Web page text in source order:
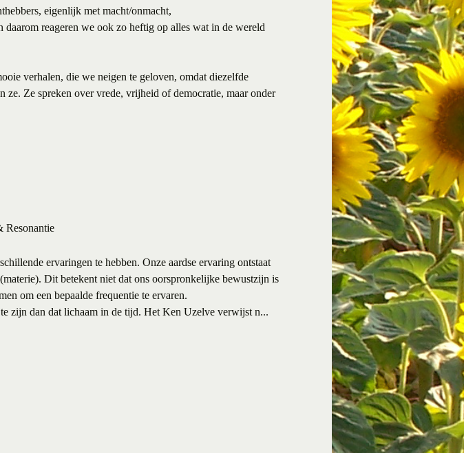
eigenlijk met macht/onmacht,
reageren we ook zo heftig op alles wat in de wereld
verhalen, die we neigen te geloven, omdat diezelfde
Ze spreken over vrede, vrijheid of democratie, maar onder
Resonantie
ervaringen te hebben. Onze aardse ervaring ontstaat
Dit betekent niet dat ons oorspronkelijke bewustzijn is
om een bepaalde frequentie te ervaren.
zijn dan dat lichaam in de tijd. Het Ken Uzelve verwijst n...